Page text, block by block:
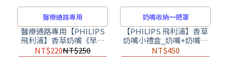
醫療通路專用
醫療通路專用【PHILIPS
飛利浦】香草奶嘴《早產
兒》安撫奶嘴系列-安全醫
NT$220NT$250
奶嘴收納一把罩
【PHILIPS 飛利浦】香草
奶嘴小禮盒_奶嘴+奶嘴收
納盒(醫療級矽膠+食品級
NT$450